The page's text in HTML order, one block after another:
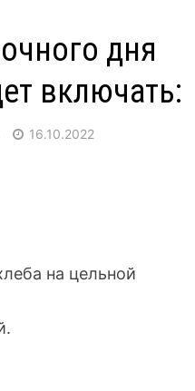
дня
включать:
16.10.2022
на цельной